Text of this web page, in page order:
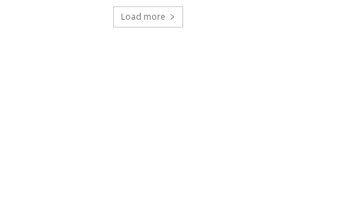
Load more